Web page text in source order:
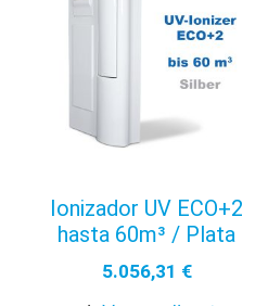
Ionizador UV ECO+2
hasta 60m³ / Plata
5.056,31 €